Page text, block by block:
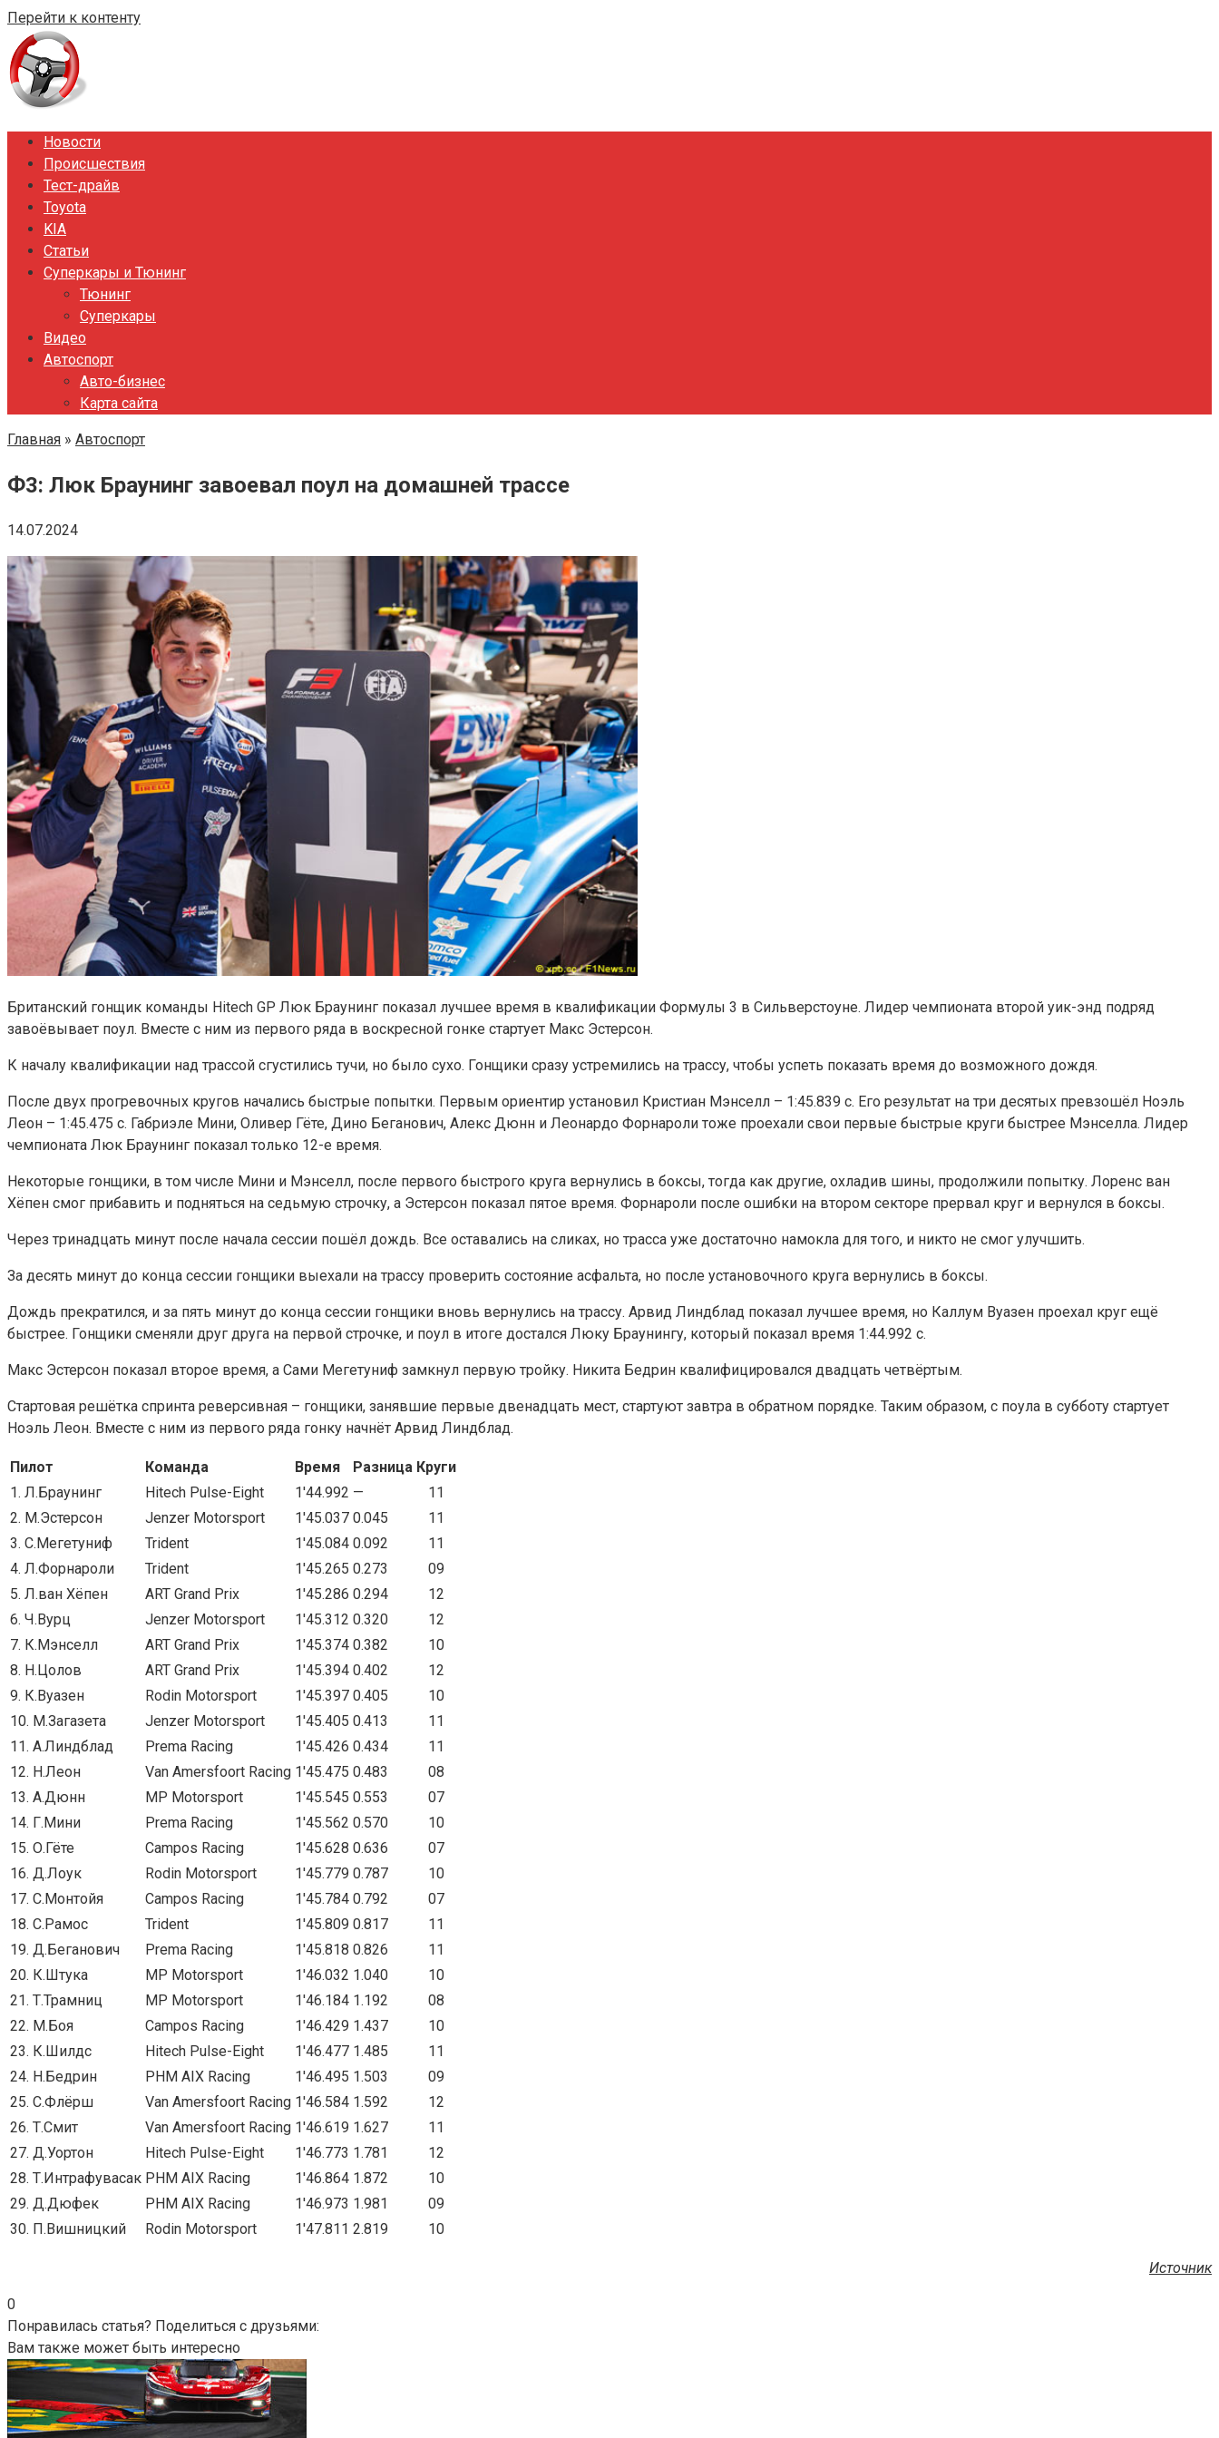
Перейти к контенту
Новости
Происшествия
Тест-драйв
Toyota
KIA
Статьи
Суперкары и Тюнинг
Тюнинг
Суперкары
Видео
Автоспорт
Авто-бизнес
Карта сайта
Главная » Автоспорт
Ф3: Люк Браунинг завоевал поул на домашней трассе
14.07.2024
Британский гонщик команды Hitech GP Люк Браунинг показал лучшее время в квалификации Формулы 3 в Сильверстоуне. Лидер чемпионата второй уик-энд подряд
завоёвывает поул. Вместе с ним из первого ряда в воскресной гонке стартует Макс Эстерсон.
К началу квалификации над трассой сгустились тучи, но было сухо. Гонщики сразу устремились на трассу, чтобы успеть показать время до возможного дождя.
После двух прогревочных кругов начались быстрые попытки. Первым ориентир установил Кристиан Мэнселл – 1:45.839 с. Его результат на три десятых превзошёл Ноэль
Леон – 1:45.475 с. Габриэле Мини, Оливер Гёте, Дино Беганович, Алекс Дюнн и Леонардо Форнароли тоже проехали свои первые быстрые круги быстрее Мэнселла. Лидер
чемпионата Люк Браунинг показал только 12-е время.
Некоторые гонщики, в том числе Мини и Мэнселл, после первого быстрого круга вернулись в боксы, тогда как другие, охладив шины, продолжили попытку. Лоренс ван
Хёпен смог прибавить и подняться на седьмую строчку, а Эстерсон показал пятое время. Форнароли после ошибки на втором секторе прервал круг и вернулся в боксы.
Через тринадцать минут после начала сессии пошёл дождь. Все оставались на сликах, но трасса уже достаточно намокла для того, и никто не смог улучшить.
За десять минут до конца сессии гонщики выехали на трассу проверить состояние асфальта, но после установочного круга вернулись в боксы.
Дождь прекратился, и за пять минут до конца сессии гонщики вновь вернулись на трассу. Арвид Линдблад показал лучшее время, но Каллум Вуазен проехал круг ещё
быстрее. Гонщики сменяли друг друга на первой строчке, и поул в итоге достался Люку Браунингу, который показал время 1:44.992 с.
Макс Эстерсон показал второе время, а Сами Мегетуниф замкнул первую тройку. Никита Бедрин квалифицировался двадцать четвёртым.
Стартовая решётка спринта реверсивная – гонщики, занявшие первые двенадцать мест, стартуют завтра в обратном порядке. Таким образом, с поула в субботу стартует
Ноэль Леон. Вместе с ним из первого ряда гонку начнёт Арвид Линдблад.
Пилот Команда Время Разница Круги
1. Л.Браунинг
Hitech Pulse-Eight 1'44.992 —
11
2. М.Эстерсон
Jenzer Motorsport 1'45.037 0.045
11
3. С.Мегетуниф
Trident 1'45.084 0.092
11
4. Л.Форнароли
Trident 1'45.265 0.273
09
5. Л.ван Хёпен
ART Grand Prix 1'45.286 0.294
12
6. Ч.Вурц
Jenzer Motorsport 1'45.312 0.320
12
7. К.Мэнселл
ART Grand Prix 1'45.374 0.382
10
8. Н.Цолов
ART Grand Prix 1'45.394 0.402
12
9. К.Вуазен
Rodin Motorsport 1'45.397 0.405
10
10. М.Загазета
Jenzer Motorsport 1'45.405 0.413
11
11. А.Линдблад
Prema Racing 1'45.426 0.434
11
12. Н.Леон
Van Amersfoort Racing 1'45.475 0.483
08
13. А.Дюнн
MP Motorsport 1'45.545 0.553
07
14. Г.Мини
Prema Racing 1'45.562 0.570
10
15. О.Гёте
Campos Racing 1'45.628 0.636
07
16. Д.Лоук
Rodin Motorsport 1'45.779 0.787
10
17. С.Монтойя
Campos Racing 1'45.784 0.792
07
18. С.Рамос
Trident 1'45.809 0.817
11
19. Д.Беганович
Prema Racing 1'45.818 0.826
11
20. К.Штука
MP Motorsport 1'46.032 1.040
10
21. Т.Трамниц
MP Motorsport 1'46.184 1.192
08
22. М.Боя
Campos Racing 1'46.429 1.437
10
23. К.Шилдс
Hitech Pulse-Eight 1'46.477 1.485
11
24. Н.Бедрин
PHM AIX Racing 1'46.495 1.503
09
25. С.Флёрш
Van Amersfoort Racing 1'46.584 1.592
12
26. Т.Смит
Van Amersfoort Racing 1'46.619 1.627
11
27. Д.Уортон
Hitech Pulse-Eight 1'46.773 1.781
12
28. Т.Интрафувасак PHM AIX Racing 1'46.864 1.872
10
29. Д.Дюфек
PHM AIX Racing 1'46.973 1.981
09
30. П.Вишницкий
Rodin Motorsport 1'47.811 2.819 10
Источник
0
Понравилась статья? Поделиться с друзьями:
Вам также может быть интересно